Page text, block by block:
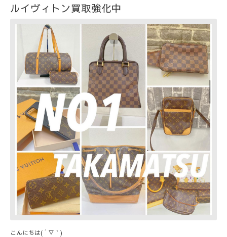
ルイヴィトン買取強化中
こんにちは( ´ ▽ ` )